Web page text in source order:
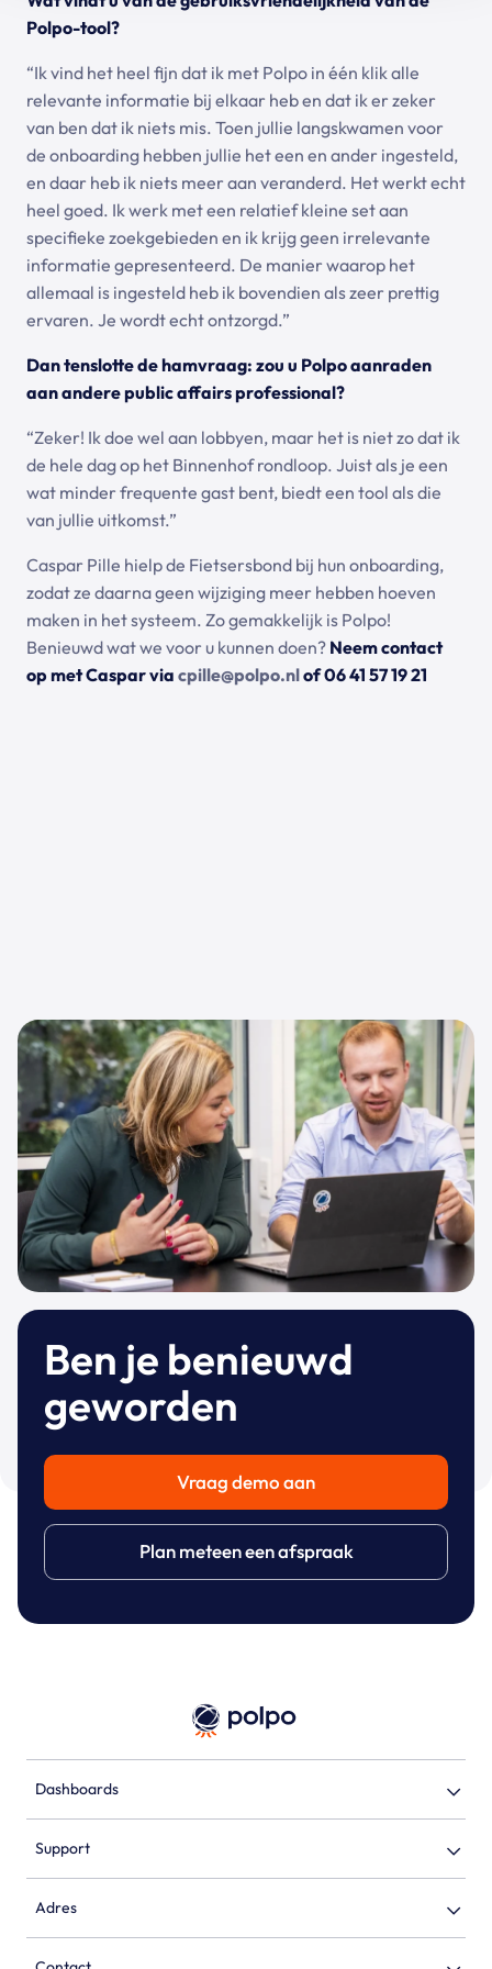
Polpo-tool?
“Ik vind het heel fijn dat ik met Polpo in één klik alle
relevante informatie bij elkaar heb en dat ik er zeker
van ben dat ik niets mis. Toen jullie langskwamen voor
de onboarding hebben jullie het een en ander ingesteld,
en daar heb ik niets meer aan veranderd. Het werkt echt
heel goed. Ik werk met een relatief kleine set aan
specifieke zoekgebieden en ik krijg geen irrelevante
informatie gepresenteerd. De manier waarop het
allemaal is ingesteld heb ik bovendien als zeer prettig
ervaren. Je wordt echt ontzorgd.”
Dan tenslotte de hamvraag: zou u Polpo aanraden
aan andere public affairs professional?
“Zeker! Ik doe wel aan lobbyen, maar het is niet zo dat ik
de hele dag op het Binnenhof rondloop. Juist als je een
wat minder frequente gast bent, biedt een tool als die
van jullie uitkomst.”
Caspar Pille hielp de Fietsersbond bij hun onboarding,
zodat ze daarna geen wijziging meer hebben hoeven
maken in het systeem. Zo gemakkelijk is Polpo!
Benieuwd wat we voor u kunnen doen? Neem contact
op met Caspar via cpille@polpo.nlof 06 41 57 19 21
Ben je benieuwd
geworden
Vraag demo aan
Plan meteen een afspraak
Dashboards
Support
Adres